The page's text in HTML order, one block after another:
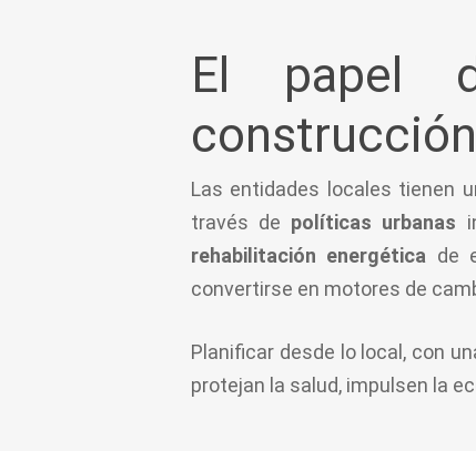
El papel
Las entidades locales tienen
través de políticas urbanas
rehabilitación energética de
convertirse en motores de
Planificar desde lo local, con
protejan la salud, impulsen la